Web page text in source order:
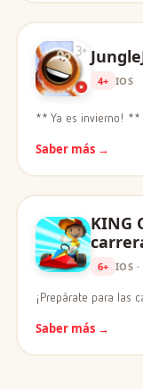
4+ IOS
** Ya es invierno! **
Saber más →
KING
6+ IOS
¡Prepárate para las
Saber más →